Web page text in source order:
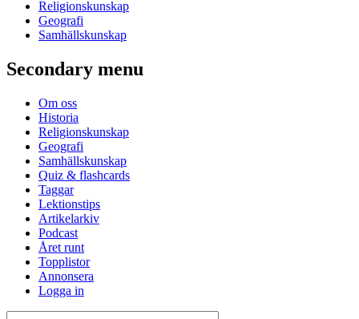
Religionskunskap
Geografi
Samhällskunskap
Secondary menu
Om oss
Historia
Religionskunskap
Geografi
Samhällskunskap
Quiz & flashcards
Taggar
Lektionstips
Artikelarkiv
Podcast
Året runt
Topplistor
Annonsera
Logga in